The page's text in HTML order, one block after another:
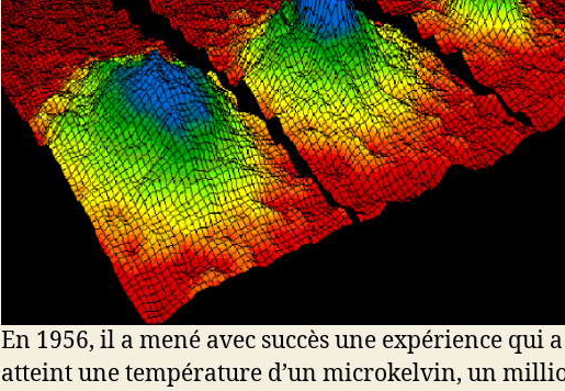
En 1956, il a mené avec succès une expérience qui a
atteint une température d’un microkelvin, un